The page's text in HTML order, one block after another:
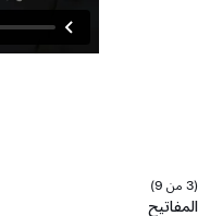
(3 من 9)
المفاتيح